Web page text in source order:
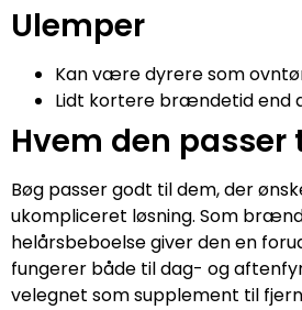
Ulemper
Kan være dyrere som
Lidt kortere brændetid end
Hvem den passer
Bøg passer godt til dem, der
ukompliceret løsning. Som
helårsbeboelse giver den en
fungerer både til dag- og
velegnet som supplement til